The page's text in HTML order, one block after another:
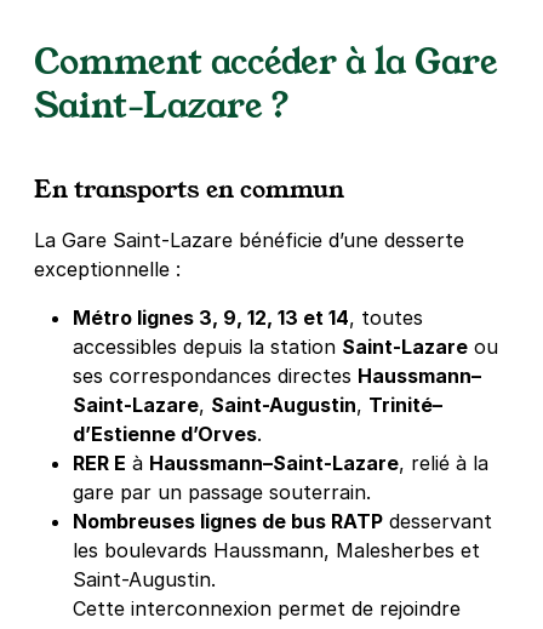
Comment accéder à la Gare
Saint-Lazare ?
En transports en commun
La Gare Saint-Lazare bénéficie d’une desserte
exceptionnelle :
Métro lignes 3, 9, 12, 13 et 14, toutes
accessibles depuis la station Saint-Lazare ou
ses correspondances directes Haussmann–
Saint-Lazare, Saint-Augustin, Trinité–
d’Estienne d’Orves.
RER E à Haussmann–Saint-Lazare, relié à la
gare par un passage souterrain.
Nombreuses lignes de bus RATP desservant
les boulevards Haussmann, Malesherbes et
Saint-Augustin.
Cette interconnexion permet de rejoindre